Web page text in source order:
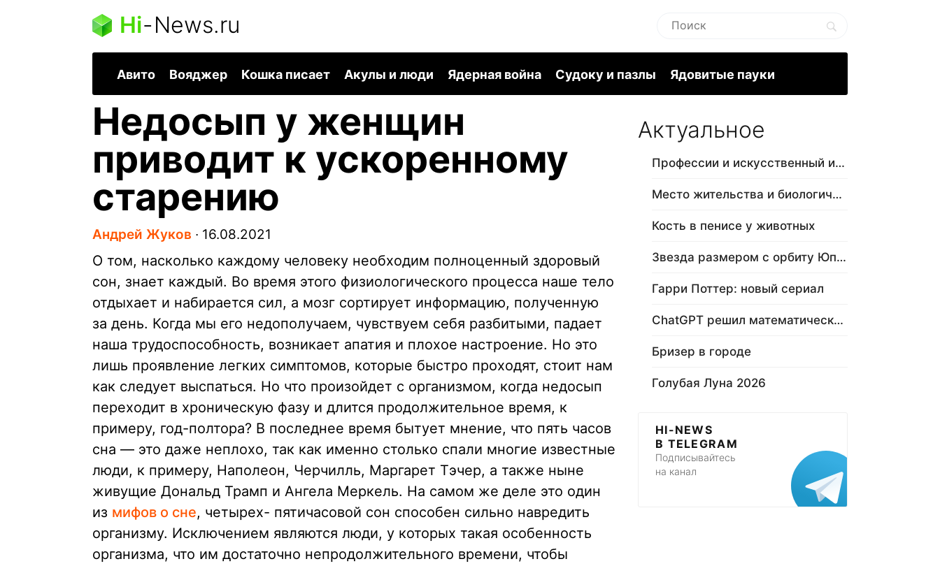
Hi-News.ru
Авито Вояджер Кошка писает Акулы и люди Ядерная война Судоку и пазлы Ядовитые пауки
Недосып у женщин
приводит к ускоренному
старению
Андрей Жуков ∙ 16.08.2021
О том, насколько каждому человеку необходим полноценный здоровый
сон, знает каждый. Во время этого физиологического процесса наше тело
отдыхает и набирается сил, а мозг сортирует информацию, полученную
за день. Когда мы его недополучаем, чувствуем себя разбитыми, падает
наша трудоспособность, возникает апатия и плохое настроение. Но это
лишь проявление легких симптомов, которые быстро проходят, стоит нам
как следует выспаться. Но что произойдет с организмом, когда недосып
переходит в хроническую фазу и длится продолжительное время, к
примеру, год-полтора? В последнее время бытует мнение, что пять часов
сна — это даже неплохо, так как именно столько спали многие известные
люди, к примеру, Наполеон, Черчилль, Маргарет Тэчер, а также ныне
живущие Дональд Трамп и Ангела Меркель. На самом же деле это один
из мифов о сне, четырех- пятичасовой сон способен сильно навредить
организму. Исключением являются люди, у которых такая особенность
организма, что им достаточно непродолжительного времени, чтобы
Актуальное
Профессии и искусственный интеллект
Место жительства и биологический в…
Кость в пенисе у животных
Звезда размером с орбиту Юпитера
Гарри Поттер: новый сериал
ChatGPT решил математическую задачу
Бризер в городе
Голубая Луна 2026
HI-NEWS
В TELEGRAM
Подписывайтесь
на канал